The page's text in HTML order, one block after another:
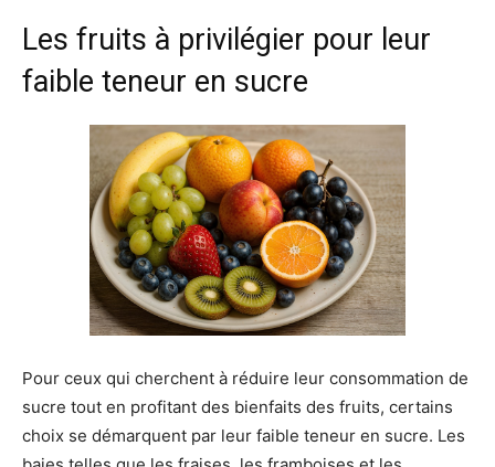
Les fruits à privilégier pour leur
faible teneur en sucre
Pour ceux qui cherchent à réduire leur consommation de
sucre tout en profitant des bienfaits des fruits, certains
choix se démarquent par leur faible teneur en sucre. Les